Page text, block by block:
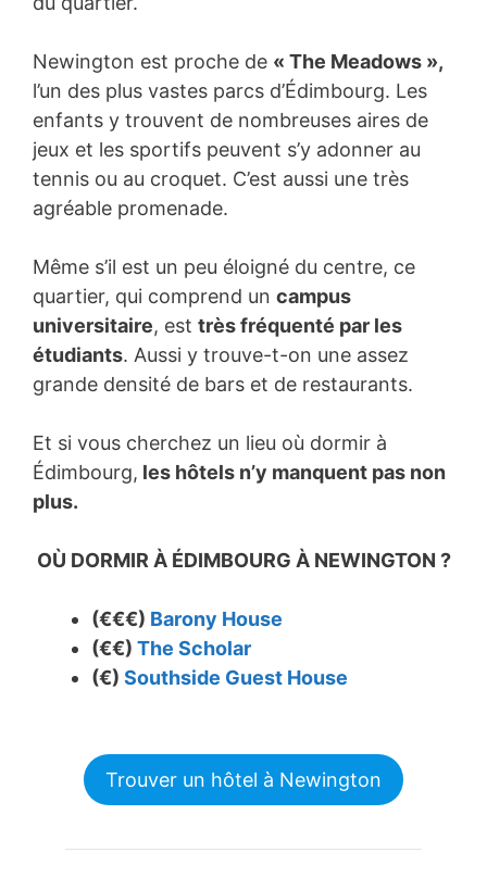
Newington est proche de « The Meadows »,
l’un des plus vastes parcs d’Édimbourg. Les
enfants y trouvent de nombreuses aires de
jeux et les sportifs peuvent s’y adonner au
tennis ou au croquet. C’est aussi une très
agréable promenade.
Même s’il est un peu éloigné du centre, ce
quartier, qui comprend un campus
universitaire, est très fréquenté par les
étudiants. Aussi y trouve-t-on une assez
grande densité de bars et de restaurants.
Et si vous cherchez un lieu où dormir à
Édimbourg, les hôtels n’y manquent pas non
plus.
OÙ DORMIR À ÉDIMBOURG À NEWINGTON ?
(€€€) Barony House
(€€) The Scholar
(€) Southside Guest House
Trouver un hôtel à Newington